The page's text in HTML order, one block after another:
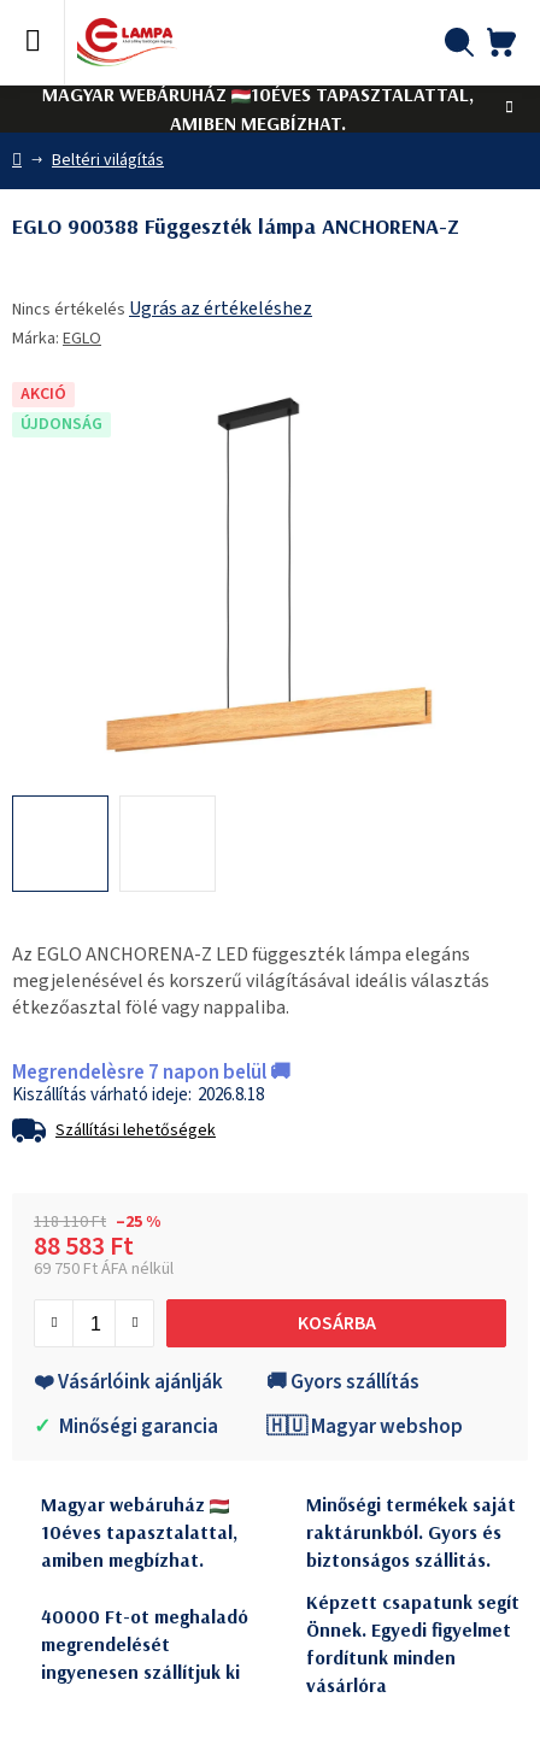
tartalomhoz
MAGYAR WEBÁRUHÁZ
10ÉVES TAPASZTALATTAL,
AMIBEN MEGBÍZHAT.
Kezdőlap
Beltéri világítás
Az EGLO ANCHORENA-Z LED függeszték lámpa elegáns
megjelenésével és korszerű világításával ideális választás
étkezőasztal fölé vagy nappaliba.
Megrendelèsre 7 napon belül 🚚
2026.8.18
Szállítási lehetőségek
118 110 Ft –25 %
88 583 Ft
69 750 Ft ÁFA nélkül
KOSÁRBA
❤️ Vásárlóink ajánlják
🚚 Gyors szállítás
✓ Minőségi garancia 🇭🇺 Magyar webshop
EGLO 900388 Függeszték lámpa ANCHORENA-Z
termék
átlagos
5-
ből
Nincs értékelés Ugrás az értékeléshez
Márka: EGLO
AKCIÓ
ÚJDONSÁG
Magyar webáruház
10éves tapasztalattal,
amiben megbízhat.
Minőségi termékek saját
raktárunkból. Gyors és
biztonságos szállitás.
40000 Ft-ot meghaladó
megrendelését
ingyenesen szállítjuk ki
Képzett csapatunk segít
Önnek. Egyedi figyelmet
fordítunk minden
vásárlóra